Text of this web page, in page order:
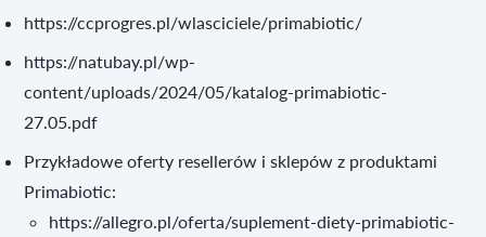
https://ccprogres.pl/wlasciciele/primabiotic/
https://natubay.pl/wp-
content/uploads/2024/05/katalog-primabiotic-
27.05.pdf
Przykładowe oferty resellerów i sklepów z produktami
Primabiotic:
https://allegro.pl/oferta/suplement-diety-primabiotic-